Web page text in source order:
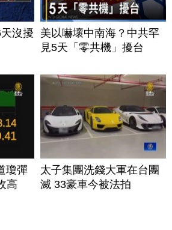
沒擾
美以嚇壞中南海？中共罕
見5天「零共機」擾台
瓊彈
高
太子集團洗錢大軍在台團
滅 33豪車今被法拍